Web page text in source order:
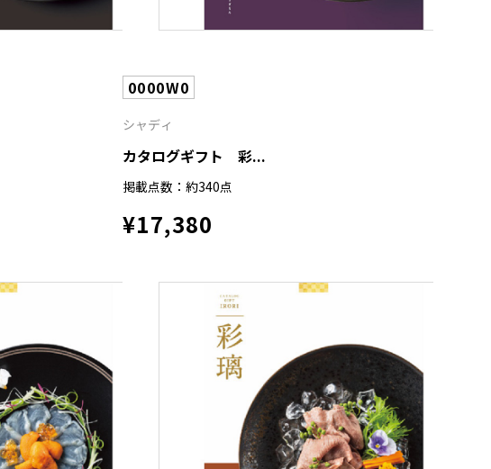
0000W0
シャディ
カタログギフト 彩...
掲載点数：約340点
¥17,380